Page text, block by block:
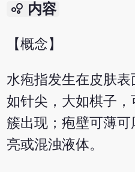
bubble_chart 内容
【概念】
水疱指发生在皮肤
如针尖，大如棋子
簇出现；疱壁可薄
亮或混浊液体。